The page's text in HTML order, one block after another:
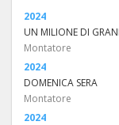
2024
UN MILIONE DI
Montatore
2024
DOMENICA SERA
Montatore
2024